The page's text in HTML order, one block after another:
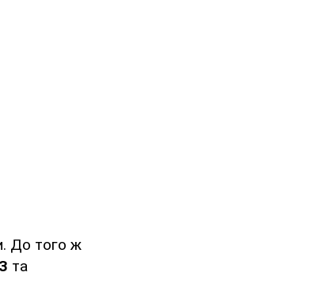
До того ж
та